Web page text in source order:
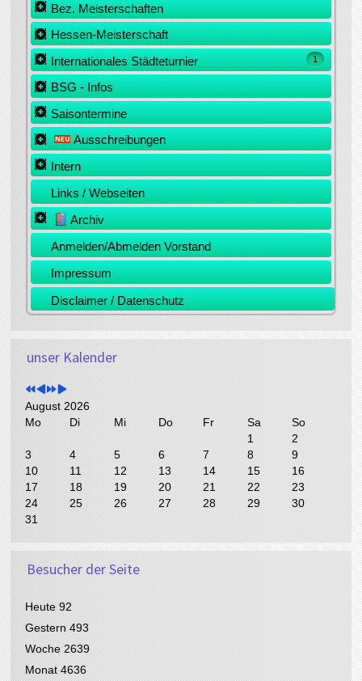
Bez. Meisterschaften
Hessen-Meisterschaft
1
Internationales Städteturnier
BSG - Infos
Saisontermine
Ausschreibungen
Intern
Links / Webseiten
Archiv
Anmelden/Abmelden Vorstand
Impressum
Disclaimer / Datenschutz
unser Kalender
V
o
r
h
e
r
i
g
e
s
J
a
h
r
V
o
r
h
e
r
i
g
e
r
M
o
n
a
t
N
ä
h
s
N
ä
h
s
August 2026
Mo
Di Mi Do Fr Sa
So
1
2
3
4 5 6 7 8
9
10
11 12 13 14 15
16
17
18 19 20 21 22
23
24
25 26 27 28 29
30
31
Besucher der Seite
Heute92
Gestern493
Woche2639
Monat4636